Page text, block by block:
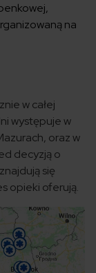
na
w całej
występuje w
oraz w
decyzją o
się
opieki oferują.